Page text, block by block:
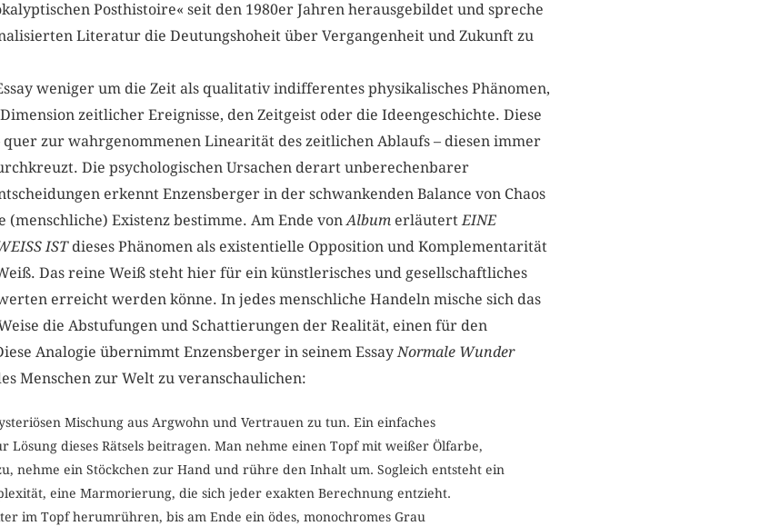
Posthistoire« seit den 1980er Jahren herausgebildet und spreche
Literatur die Deutungshoheit über Vergangenheit und Zukunft zu
weniger um die Zeit als qualitativ indifferentes physikalisches Phänomen,
zeitlicher Ereignisse, den Zeitgeist oder die Ideengeschichte. Diese
zur wahrgenommenen Linearität des zeitlichen Ablaufs – diesen immer
Die psychologischen Ursachen derart unberechenbarer
erkennt Enzensberger in der schwankenden Balance von Chaos
(menschliche) Existenz bestimme. Am Ende vonAlbumerläutertEINE
ISTdieses Phänomen als existentielle Opposition und Komplementarität
Das reine Weiß steht hier für ein künstlerisches und gesellschaftliches
erreicht werden könne. In jedes menschliche Handeln mische sich das
die Abstufungen und Schattierungen der Realität, einen für den
Analogie übernimmt Enzensberger in seinem EssayNormale Wunder
Menschen zur Welt zu veranschaulichen:
Mischung aus Argwohn und Vertrauen zu tun. Ein einfaches
Lösung dieses Rätsels beitragen. Man nehme einen Topf mit weißer Ölfarbe,
nehme ein Stöckchen zur Hand und rühre den Inhalt um. Sogleich entsteht ein
eine Marmorierung, die sich jeder exakten Berechnung entzieht.
im Topf herumrühren, bis am Ende ein ödes, monochromes Grau